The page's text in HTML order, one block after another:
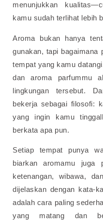
menunjukkan
kamu sudah terlihat lebih
Aroma bukan hanya
gunakan, tapi bagaimana
tempat yang kamu
dan aroma parfummu
lingkungan tersebut.
bekerja sebagai filosofi:
yang ingin kamu
berkata apa pun.
Setiap tempat punya
biarkan aromamu juga
ketenangan, wibawa,
dijelaskan dengan kata-
adalah cara paling
yang matang dan